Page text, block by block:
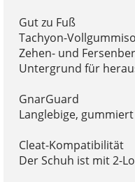
Gut zu Fuß
Tachyon-
Zehen- und
Untergrund für
GnarGuard
Langlebige, gummiert
Cleat-Kompatibilität
Der Schuh ist mit 2-